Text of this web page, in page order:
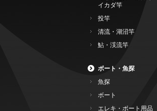
イカダ竿
投竿
清流・湖沼竿
鮎・渓流竿
ボート・魚探
魚探
ボート
エレキ・ボート用品